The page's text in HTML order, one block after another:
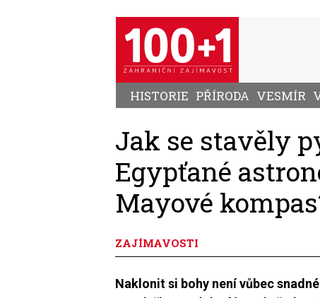
HISTORIE PŘÍRODA VESMÍR
Jak se stavěly
Egypťané
Mayové
ZAJÍMAVOSTI
Naklonit si bohy není vůbec